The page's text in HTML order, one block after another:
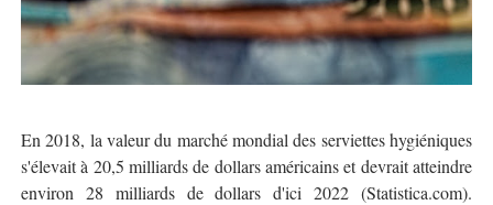
En 2018, la valeur du marché mondial des serviettes hygiéniques
s'élevait à 20,5 milliards de dollars américains et devrait atteindre
environ 28 milliards de dollars d'ici 2022 (Statistica.com).